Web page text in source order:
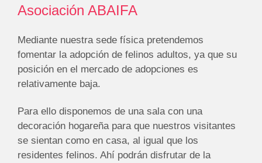
Asociación ABAIFA
Mediante nuestra sede física pretendemos
fomentar la adopción de felinos adultos, ya que su
posición en el mercado de adopciones es
relativamente baja.
Para ello disponemos de una sala con una
decoración hogareña para que nuestros visitantes
se sientan como en casa, al igual que los
residentes felinos. Ahí podrán disfrutar de la